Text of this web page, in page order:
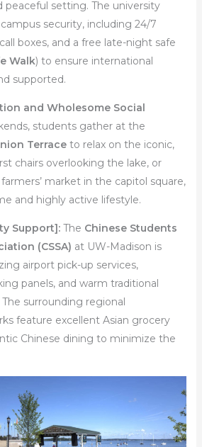
peaceful setting. The university
security, including 24/7
boxes, and a free late-night safe
Walk) to ensure international
supported.
and Wholesome Social
students gather at the
Terraceto relax on the iconic,
chairs overlooking the lake, or
market in the capitol square,
and highly active lifestyle.
Support]:The Chinese Students
(CSSA) at UW-Madison is
airport pick-up services,
panels, and warm traditional
surrounding regional
feature excellent Asian grocery
Chinese dining to minimize the